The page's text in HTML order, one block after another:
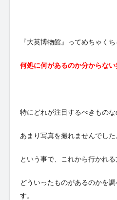
『大英博物館』ってめちゃくち
何処に何があるのか分からない
特にどれが注目するべきものな
あまり写真を撮れませんでした
という事で、これから行かれ
どういったものがあるのかを
す。